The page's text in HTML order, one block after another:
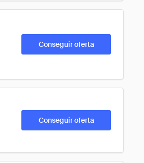
Conseguir oferta
Conseguir oferta